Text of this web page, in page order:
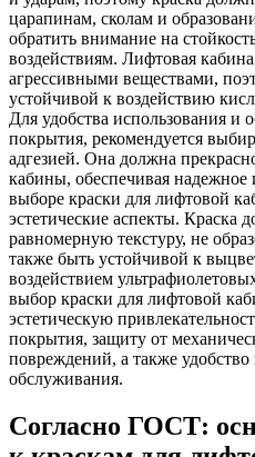
царапинам, сколам и
обратить внимание на
воздействиям. Лифтовая
агрессивными веществами,
устойчивой к воздействию
Для удобства использования и
покрытия, рекомендуется
адгезией. Она должна
кабины, обеспечивая
выборе краски для лифтовой
эстетические аспекты. Краска
равномерную текстуру, не
также быть устойчивой к
воздействием
выбор краски для лифтовой
эстетическую
покрытия, защиту от
повреждений, а также удобство
обслуживания.
Согласно ГОСТ: